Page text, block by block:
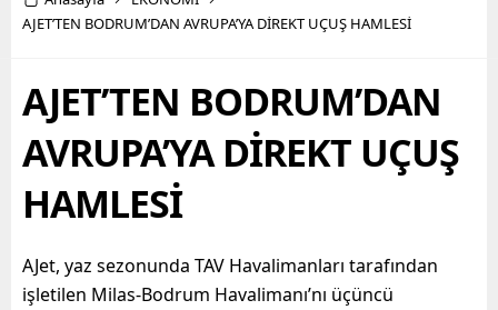
AJET’TEN BODRUM’DAN AVRUPA’YA DİREKT UÇUŞ HAMLESİ
AJET’TEN BODRUM’DAN
AVRUPA’YA DİREKT UÇUŞ
HAMLESİ
AJet, yaz sezonunda TAV Havalimanları tarafından
işletilen Milas-Bodrum Havalimanı’nı üçüncü